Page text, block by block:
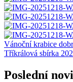
Navigace
pro
příspěvek
Vánoční krabice
Tříkrálová sbírka
Poslední